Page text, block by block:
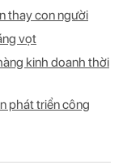
thay con người
vọt
kinh doanh thời
phát triển công